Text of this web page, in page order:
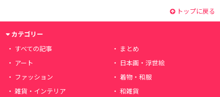
トップに戻る
カテゴリー
すべての記事
まとめ
アート
日本画・浮世絵
ファッション
着物・和服
雑貨・インテリア
和雑貨